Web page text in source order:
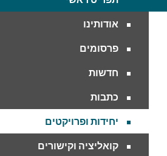
אודותינו
פרסומים
חדשות
כתבות
יחידות ופרויקטים
קואליציה וקישורים